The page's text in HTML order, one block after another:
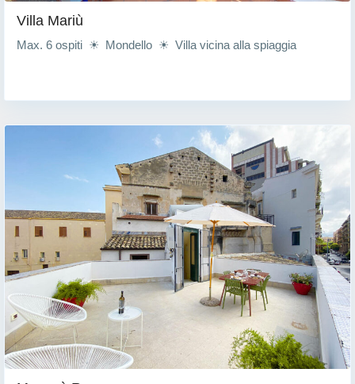
Villa Mariù
Max. 6 ospiti ☀ Mondello ☀ Villa vicina alla spiaggia